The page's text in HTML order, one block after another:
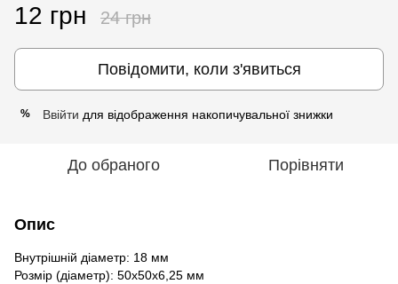
12 грн 24 грн
Повідомити, коли з'явиться
% Ввійти для відображення накопичувальної знижки
До обраного Порівняти
Опис
Внутрішній діаметр: 18 мм
Розмір (діаметр): 50х50х6,25 мм